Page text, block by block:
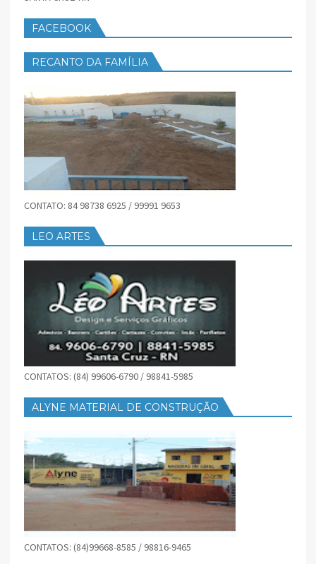
FACEBOOK
RECANTO DA FAMÍLIA
CONTATO: 84 98738 6925 / 99991 9653
LEO ARTES
CONTATOS: (84) 99606-6790 / 98841-5985
ALYNE MATERIAL DE CONSTRUÇÃO
CONTATOS: (84)99668-8585 / 98816-9465